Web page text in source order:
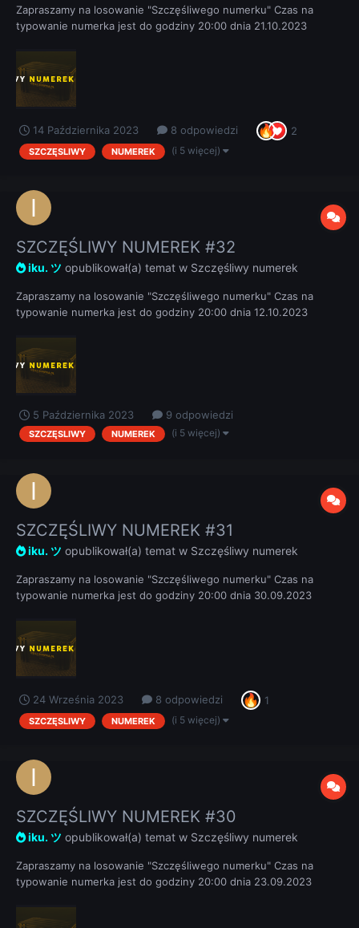
Zapraszamy na losowanie "Szczęśliwego numerku" Czas na
typowanie numerka jest do godziny 20:00 dnia 21.10.2023
14 Października 2023 8 odpowiedzi 2
SZCZĘSLIWY NUMEREK (i 5 więcej)
SZCZĘŚLIWY NUMEREK #32
iku. ツ opublikował(a) temat w Szczęśliwy numerek
Zapraszamy na losowanie "Szczęśliwego numerku" Czas na
typowanie numerka jest do godziny 20:00 dnia 12.10.2023
5 Października 2023 9 odpowiedzi
SZCZĘSLIWY NUMEREK (i 5 więcej)
SZCZĘŚLIWY NUMEREK #31
iku. ツ opublikował(a) temat w Szczęśliwy numerek
Zapraszamy na losowanie "Szczęśliwego numerku" Czas na
typowanie numerka jest do godziny 20:00 dnia 30.09.2023
24 Września 2023 8 odpowiedzi 1
SZCZĘSLIWY NUMEREK (i 5 więcej)
SZCZĘŚLIWY NUMEREK #30
iku. ツ opublikował(a) temat w Szczęśliwy numerek
Zapraszamy na losowanie "Szczęśliwego numerku" Czas na
typowanie numerka jest do godziny 20:00 dnia 23.09.2023